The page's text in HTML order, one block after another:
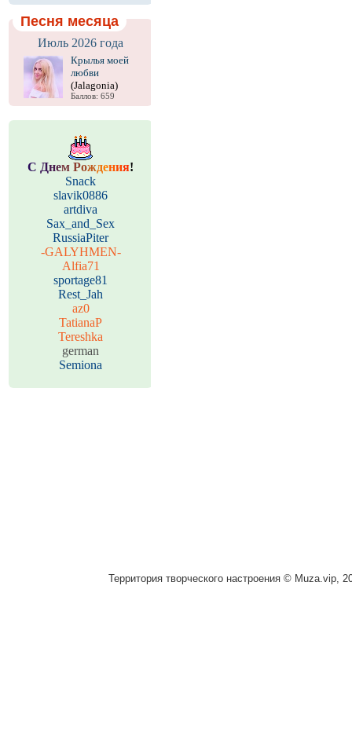
Песня месяца
Июль 2026 года
Крылья моей
любви
(Jalagonia)
Баллов: 659
С Днем Рождения!
Snack
slavik0886
artdiva
Sax_and_Sex
RussiaPiter
-GALYHMEN-
Alfia71
sportage81
Rest_Jah
az0
TatianaP
Tereshka
german
Semiona
Территория творческого настроения © Muza.vip,